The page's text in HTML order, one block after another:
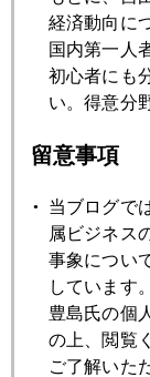
2021年07月20日
株価、ビット
南アの悲惨な暴動
2021年07月16日
パウエル、イ
2021年07月15日
国際金価格はジ
経済動向に
国内第一人
初心者にも
い。得意分
留意事項
当ブログで
属ビジネス
事象につい
しています。
豊島氏の個
の上、閲覧
ご了解いた